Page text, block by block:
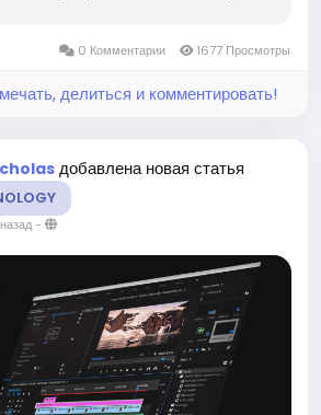
0 Комментарии 1677 Просмотры
делиться и комментировать!
добавлена новая статья
-